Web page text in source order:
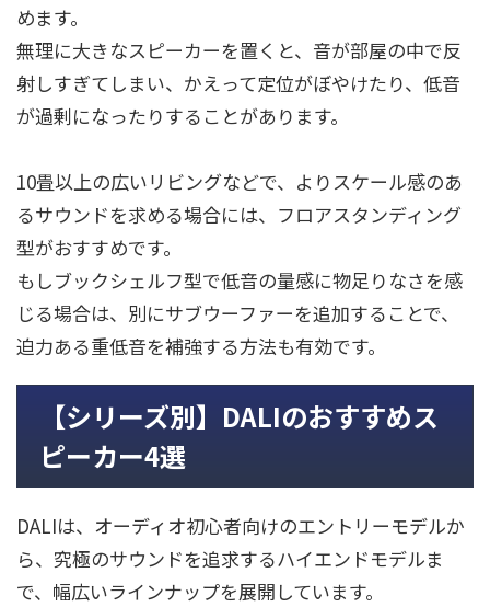
めます。
無理に大きなスピーカーを置くと、音が部屋の中で反
射しすぎてしまい、かえって定位がぼやけたり、低音
が過剰になったりすることがあります。
10畳以上の広いリビングなどで、よりスケール感のあ
るサウンドを求める場合には、フロアスタンディング
型がおすすめです。
もしブックシェルフ型で低音の量感に物足りなさを感
じる場合は、別にサブウーファーを追加することで、
迫力ある重低音を補強する方法も有効です。
【シリーズ別】DALIのおすすめス
ピーカー4選
DALIは、オーディオ初心者向けのエントリーモデルか
ら、究極のサウンドを追求するハイエンドモデルま
で、幅広いラインナップを展開しています。